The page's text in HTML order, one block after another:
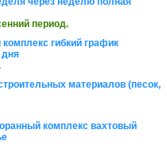
период.
гибкий график
материалов (песок,
комплекс вахтовый